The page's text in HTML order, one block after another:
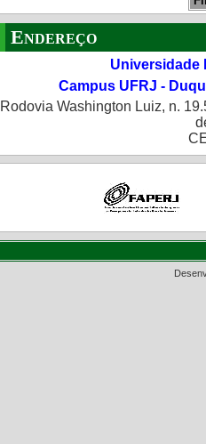
Endereço
Universidade
Campus UFRJ -
Rodovia Washington Luiz, n.